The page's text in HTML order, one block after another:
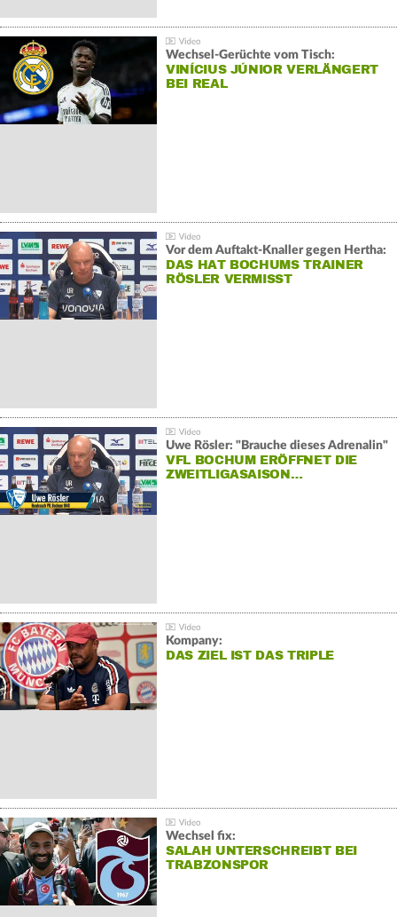
Wechsel-Gerüchte vom Tisch:
VINÍCIUS JÚNIOR VERLÄNGERT
BEI REAL
Vor dem Auftakt-Knaller gegen Hertha:
DAS HAT BOCHUMS TRAINER
RÖSLER VERMISST
Uwe Rösler: "Brauche dieses Adrenalin"
VFL BOCHUM ERÖFFNET DIE
ZWEITLIGASAISON…
Kompany:
DAS ZIEL IST DAS TRIPLE
Wechsel fix:
SALAH UNTERSCHREIBT BEI
TRABZONSPOR